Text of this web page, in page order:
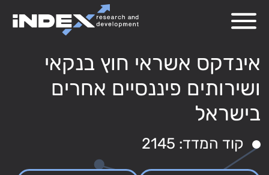
אינדקס אשראי חוץ בנקאי
ושירותים פיננסיים אחרים
בישראל
קוד המדד: 2145